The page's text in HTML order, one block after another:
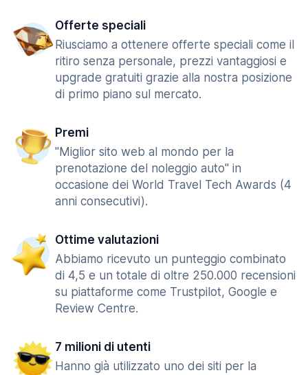
Offerte speciali
Riusciamo a ottenere offerte speciali come il
ritiro senza personale, prezzi vantaggiosi e
upgrade gratuiti grazie alla nostra posizione
di primo piano sul mercato.
Premi
"Miglior sito web al mondo per la
prenotazione del noleggio auto" in
occasione dei World Travel Tech Awards (4
anni consecutivi).
Ottime valutazioni
Abbiamo ricevuto un punteggio combinato
di 4,5 e un totale di oltre 250.000 recensioni
su piattaforme come Trustpilot, Google e
Review Centre.
7 milioni di utenti
Hanno già utilizzato uno dei siti per la